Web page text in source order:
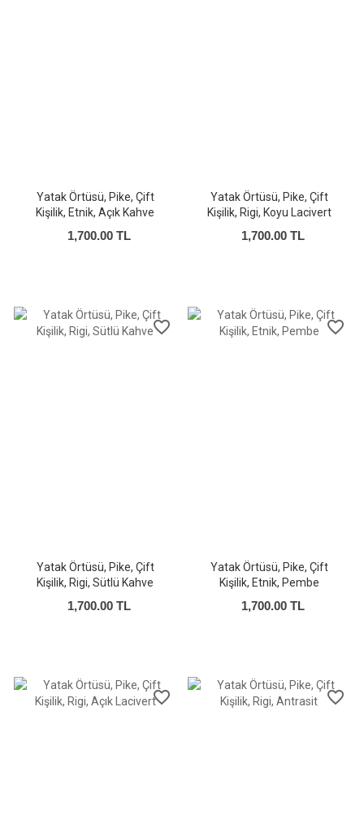
Yatak Örtüsü, Pike, Çift
Kişilik, Etnik, Açık Kahve
1,700.00 TL
Yatak Örtüsü, Pike, Çift
Kişilik, Rigi, Koyu Lacivert
1,700.00 TL
favorite_border
Yatak Örtüsü, Pike, Çift
Kişilik, Rigi, Sütlü Kahve
1,700.00 TL
favorite_border
Yatak Örtüsü, Pike, Çift
Kişilik, Etnik, Pembe
1,700.00 TL
favorite_border favorite_border